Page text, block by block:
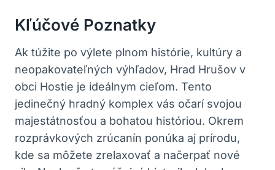
Kľúčové Poznatky
Ak ⁢túžite po výlete plnom histórie,​ kultúry a
neopakovateľných⁢ výhľadov,‌ Hrad Hrušov v
obci ⁣Hostie je ideálnym cieľom. Tento
jedinečný⁤ hradný komplex vás očarí svojou
majestátnosťou ‌a ‍bohatou históriou. Okrem
rozprávkových zrúcanín ponúka aj prírodu,
kde sa môžete zrelaxovať a načerpať nové